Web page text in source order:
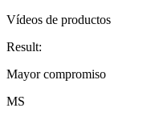
Vídeos de productos
Result:
Mayor compromiso
MS